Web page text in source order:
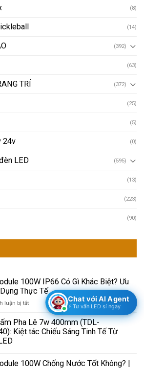
(8)
(14)
(392)
(63)
TRÍ (372)
(25)
(5)
24v (0)
LED (595)
(13)
(223)
(90)
100W IP66 Có Gì Khác Biệt? Ưu
Thực Tế
luận bị tắtở
Pha
Module
Gì
Pha Lê 7w 400mm (TDL-
Kiệt tác Chiếu Sáng Tinh Tế Từ
100W Chống Nước Tốt Không? |
Chat với AI Agent
⚡ Tư vấn LED sỉ ngay